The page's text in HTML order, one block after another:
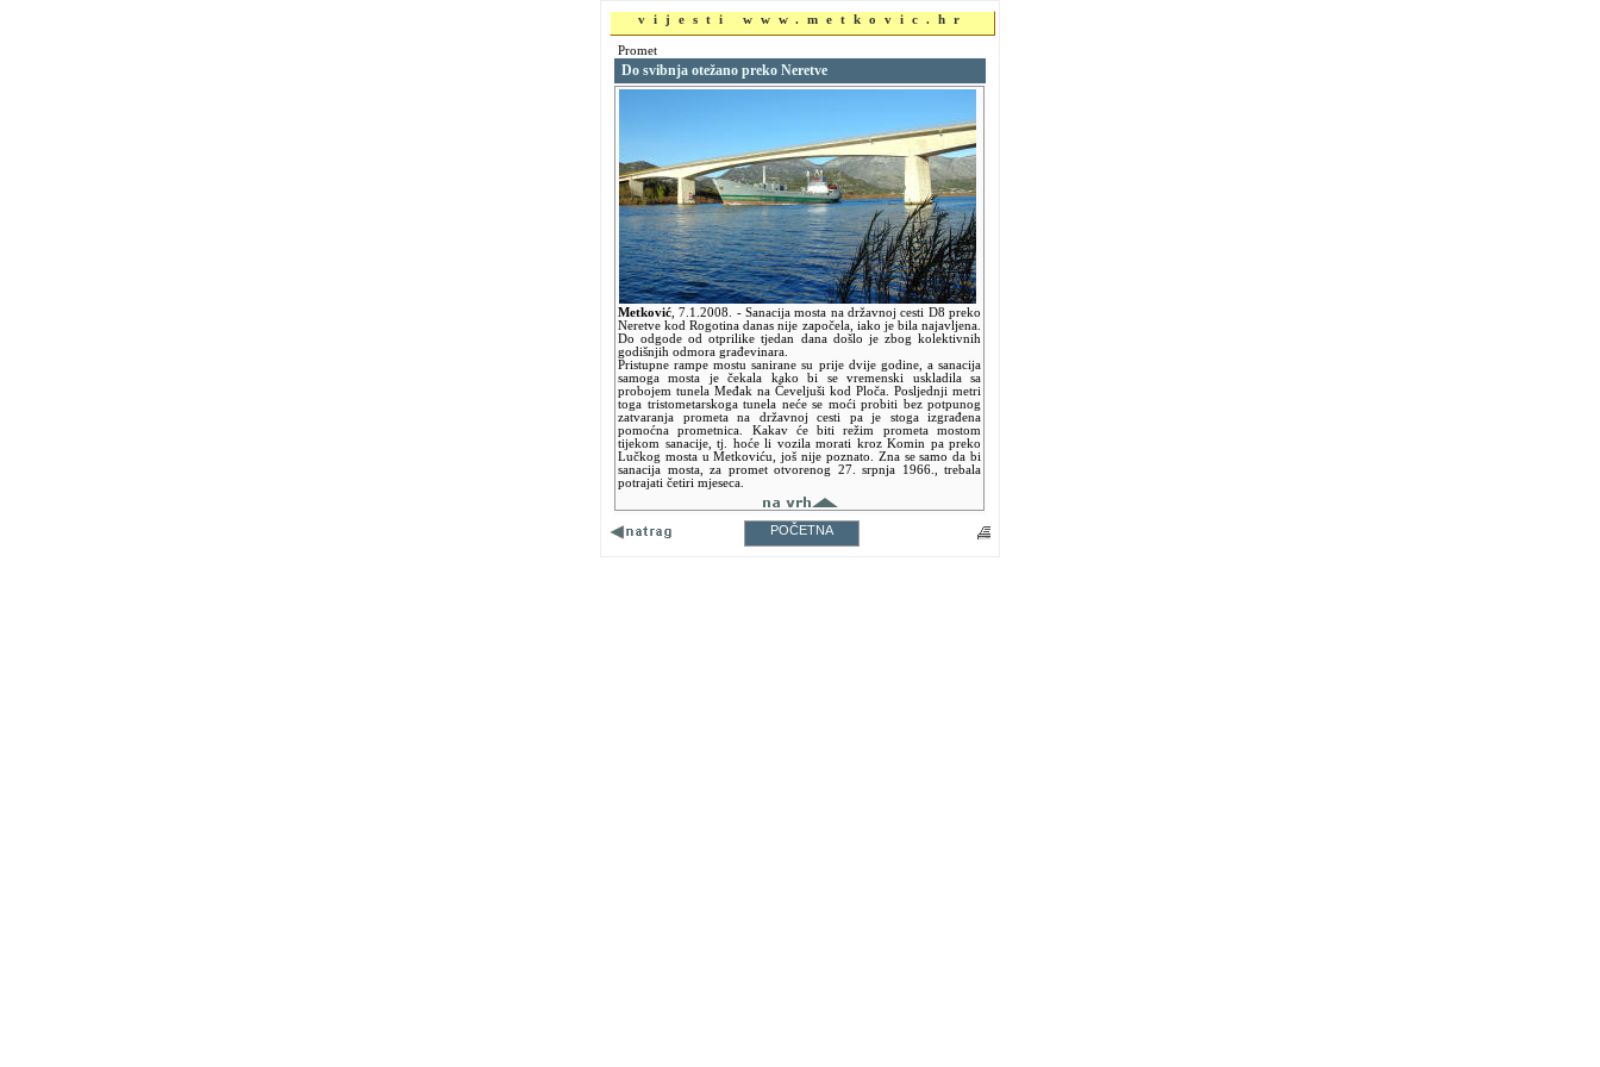
vijesti www.metkovic.hr
Promet
Do svibnja otežano preko Neretve
Metković ,7.1.2008. - Sanacija mosta na državnoj cesti D8 preko
Neretve kod Rogotina danas nije započela, iako je bila najavljena.
Do odgode od otprilike tjedan dana došlo je zbog kolektivnih
godišnjih odmora građevinara.
Pristupne rampe mostu sanirane su prije dvije godine, a sanacija
samoga mosta je čekala kako bi se vremenski uskladila sa
probojem tunela Međak na Čeveljuši kod Ploča. Posljednji metri
toga tristometarskoga tunela neće se moći probiti bez potpunog
zatvaranja prometa na državnoj cesti pa je stoga izgrađena
pomoćna prometnica. Kakav će biti režim prometa mostom
tijekom sanacije, tj. hoće li vozila morati kroz Komin pa preko
Lučkog mosta u Metkoviću, još nije poznato. Zna se samo da bi
sanacija mosta, za promet otvorenog 27. srpnja 1966., trebala
potrajati četiri mjeseca.
POČETNA